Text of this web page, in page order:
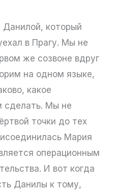
Данилой, который
в Прагу. Мы не
же созвоне вдруг
на одном языке,
какое
сделать. Мы не
точки до тех
Мария
операционным
И вот когда
Данилы к тому,